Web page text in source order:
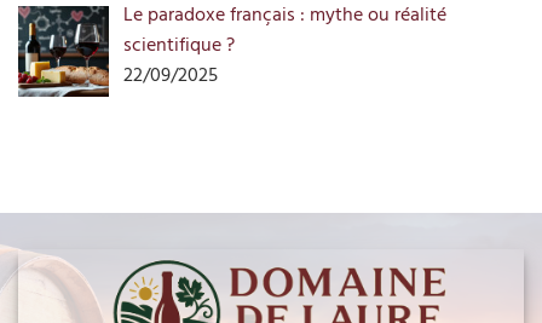
Le paradoxe français : mythe ou réalité
scientifique ?
22/09/2025